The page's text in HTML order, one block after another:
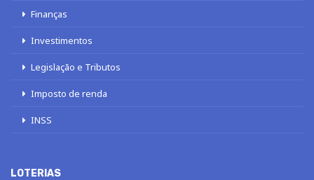
Finanças
Investimentos
Legislação e Tributos
Imposto de renda
INSS
LOTERIAS